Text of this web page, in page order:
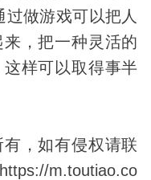
过做游戏可以把人
，把一种灵活的
样可以取得事半
，如有侵权请联
m.toutiao.co